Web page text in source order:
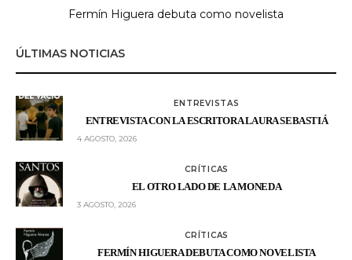
Fermín Higuera debuta como novelista
ÚLTIMAS NOTICIAS
ENTREVISTAS
ENTREVISTA CON LA ESCRITORA LAURA SEBASTIÁ
4 AGOSTO, 2026
CRÍTICAS
EL OTRO LADO DE LA MONEDA
3 AGOSTO, 2026
CRÍTICAS
FERMÍN HIGUERA DEBUTA COMO NOVELISTA